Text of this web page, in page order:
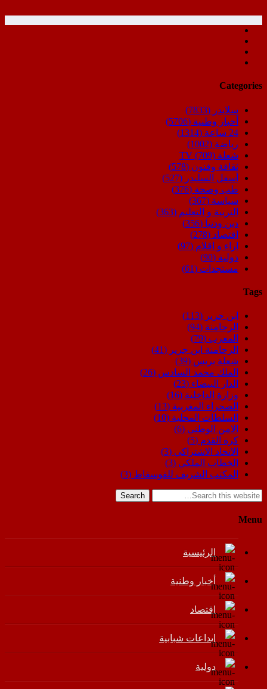
Categories
سلايدر (7833)
أخبار وطنية (5706)
24 ساعة
(1314)
رياضة (1002)
شعلة TV (709)
ثقافة وفنون (578)
أسفل السليدر (527)
طب وصحة (376)
سياسة (367)
التربية و التعليم (363)
دين ودنيا (356)
اقتصاد (278)
اراء و اقلام (97)
دولية (90)
مستجدات (61)
Tags
ابن جرير (113)
الرحامنة (94)
المغرب (79)
الرحامنة ابن جرير (41)
شعلة بريس (39)
الملك محمد السادس (26)
الدار البيضاء (23)
وزارة الداخلية (16)
الصحراء المغربية (13)
السلطات المحلية (10)
الامن الوطني (6)
كرة القدم (5)
الاتحاد الاشتراكي (3)
الخطاب الملكي (3)
المكتب الشريف للفوسفاط (3)
Search
Menu
الرئيسية
أخبار وطنية
اقتصاد
إبداعات شبابية
دولية